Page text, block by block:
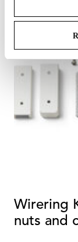
Wirering Kit with screws,
nuts and